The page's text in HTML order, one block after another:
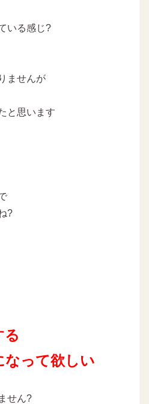
いる感じ?
ませんが
と思います
?
る
なって欲しい
せん?